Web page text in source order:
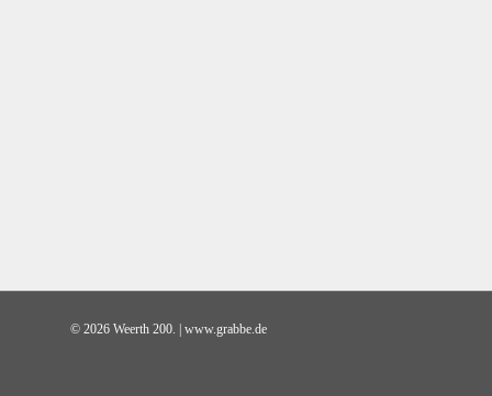
© 2026 Weerth 200. | www.grabbe.de